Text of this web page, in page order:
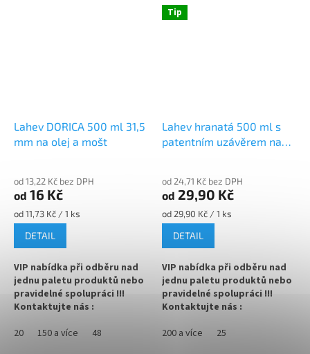
✅ Různé varianty víček
Lahev DORICA 500 ml 31,5
mm na olej a mošt
od 13,22 Kč bez DPH
od 16 Kč
Měrná
cena:
od 11,73 Kč / 1 ks
DETAIL
VIP nabídka při odběru nad
jednu paletu produktů nebo
pravidelné spolupráci !!!
Kontaktujte nás :
20 150 a více 48
Tip
Lahev hranatá 500 ml s
patentním uzávěrem na
od 24,71 Kč bez DPH
od 29,90 Kč
Měrná
cena:
od 29,90 Kč / 1 ks
DETAIL
VIP nabídka při odběru nad
jednu paletu produktů nebo
pravidelné spolupráci !!!
Kontaktujte nás :
200 a více 25